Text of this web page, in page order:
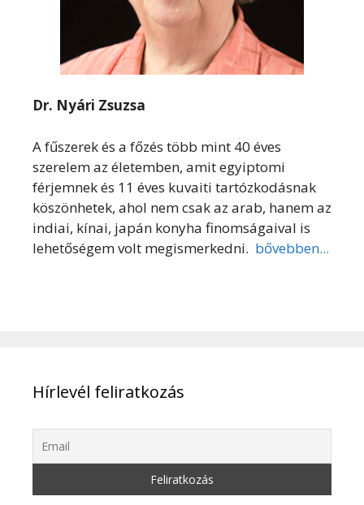
Dr. Nyári Zsuzsa
A fűszerek és a főzés több mint 40 éves
szerelem az életemben, amit egyiptomi
férjemnek és 11 éves kuvaiti tartózkodásnak
köszönhetek, ahol nem csak az arab, hanem az
indiai, kínai, japán konyha finomságaival is
lehetőségem volt megismerkedni. bővebben...
Hírlevél feliratkozás